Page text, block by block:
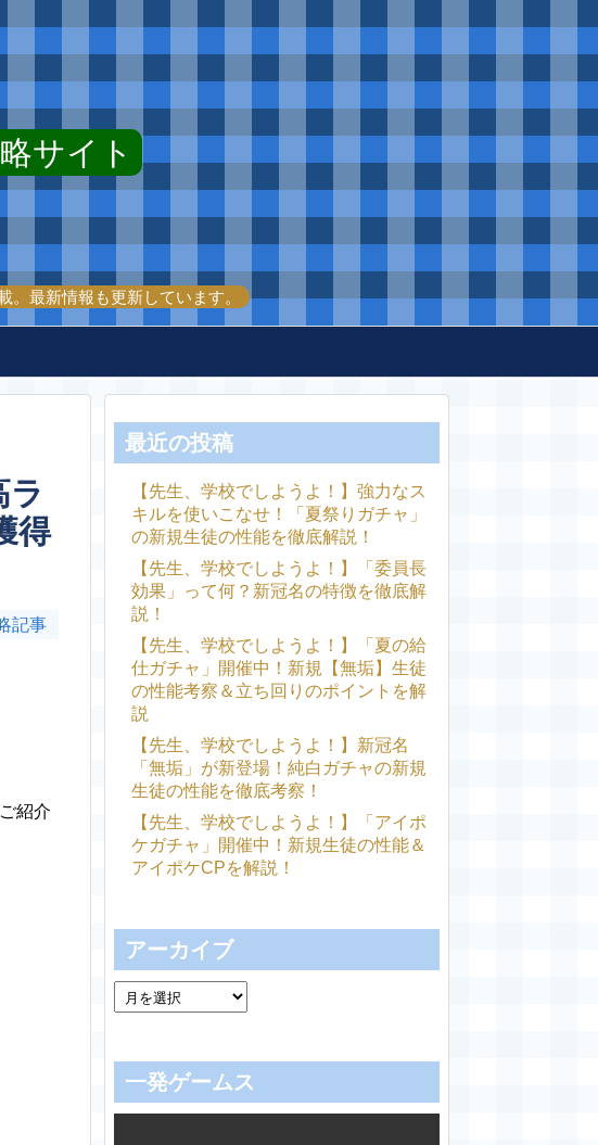
サイト
最新情報も更新しています。
ラ
得
記事
紹介
最近の投稿
【先生、学校でしようよ！】強力なス
キルを使いこなせ！「夏祭りガチャ」
の新規生徒の性能を徹底解説！
【先生、学校でしようよ！】「委員長
効果」って何？新冠名の特徴を徹底解
説！
【先生、学校でしようよ！】「夏の給
仕ガチャ」開催中！新規【無垢】生徒
の性能考察＆立ち回りのポイントを解
説
【先生、学校でしようよ！】新冠名
「無垢」が新登場！純白ガチャの新規
生徒の性能を徹底考察！
【先生、学校でしようよ！】「アイポ
ケガチャ」開催中！新規生徒の性能＆
アイポケCPを解説！
アーカイブ
一発ゲームス